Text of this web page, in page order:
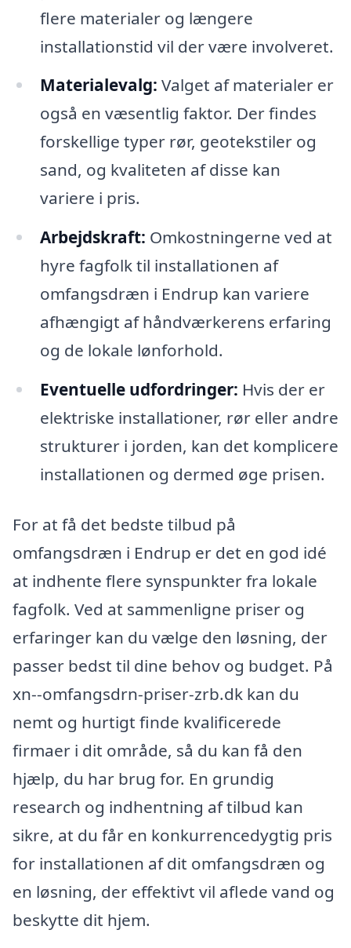
flere materialer og længere
installationstid vil der være involveret.
Materialevalg: Valget af materialer er
også en væsentlig faktor. Der findes
forskellige typer rør, geotekstiler og
sand, og kvaliteten af disse kan
variere i pris.
Arbejdskraft: Omkostningerne ved at
hyre fagfolk til installationen af
omfangsdræn i Endrup kan variere
afhængigt af håndværkerens erfaring
og de lokale lønforhold.
Eventuelle udfordringer: Hvis der er
elektriske installationer, rør eller andre
strukturer i jorden, kan det komplicere
installationen og dermed øge prisen.
For at få det bedste tilbud på
omfangsdræn i Endrup er det en god idé
at indhente flere synspunkter fra lokale
fagfolk. Ved at sammenligne priser og
erfaringer kan du vælge den løsning, der
passer bedst til dine behov og budget. På
xn--omfangsdrn-priser-zrb.dk kan du
nemt og hurtigt finde kvalificerede
firmaer i dit område, så du kan få den
hjælp, du har brug for. En grundig
research og indhentning af tilbud kan
sikre, at du får en konkurrencedygtig pris
for installationen af dit omfangsdræn og
en løsning, der effektivt vil aflede vand og
beskytte dit hjem.